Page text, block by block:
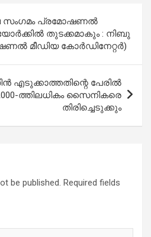
സംഗമം പ്രമോഷണല്‍
തുടക്കമാകും : നിബു
മീഡിയ കോര്‍ഡിനേറ്റര്‍)
എടുക്കാത്തതിന്റെ പേരിൽ
8,000-ത്തിലധികം സൈനികരെ
തിരിച്ചെടുക്കും
be published. Required fields